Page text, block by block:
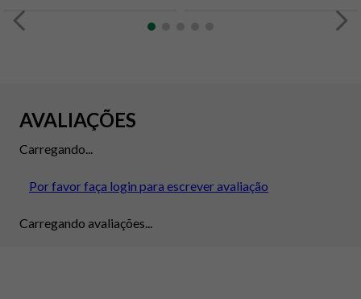
AVALIAÇÕES
Carregando...
Por favor faça login para escrever avaliação
Carregando avaliações...